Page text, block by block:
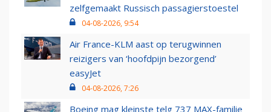
zelfgemaakt Russisch passagierstoestel
04-08-2026, 9:54
Air France-KLM aast op terugwinnen
reizigers van ‘hoofdpijn bezorgend’
easyJet
04-08-2026, 7:26
Boeing mag kleinste telg 737 MAX-familie